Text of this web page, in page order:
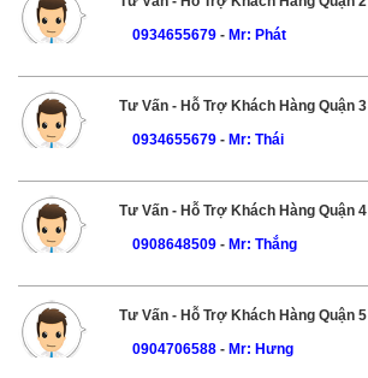
0934655679- Mr: Phát
Tư Vấn - Hỗ Trợ Khách Hàng Quận 3
0934655679- Mr: Thái
Tư Vấn - Hỗ Trợ Khách Hàng Quận 4
0908648509- Mr: Thắng
Tư Vấn - Hỗ Trợ Khách Hàng Quận 5
0904706588- Mr: Hưng